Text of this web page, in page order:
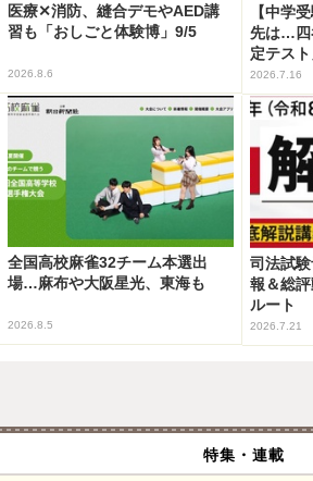
医療✕消防、縫合デモやAED講
習も「おしごと体験博」9/5
2026.8.6
【中学
先は…四
定テス
2026.7.16
全国高校麻雀32チーム本選出
場…麻布や大阪星光、東海も
2026.8.5
司法試
報＆総
ルート
2026.7.21
特集・連載